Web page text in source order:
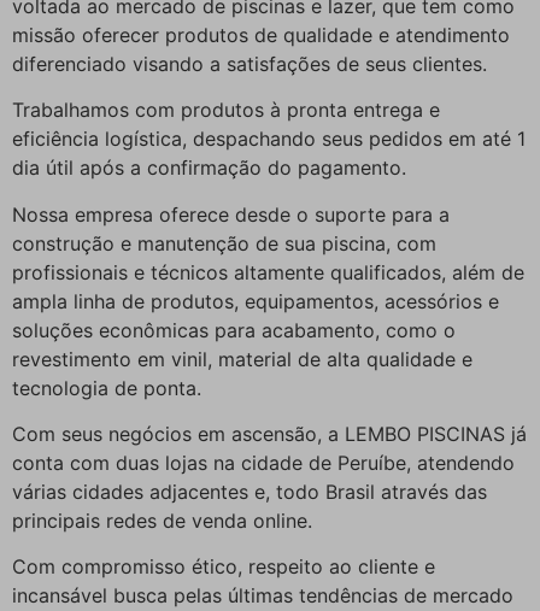
voltada ao mercado de piscinas e lazer, que tem como
missão oferecer produtos de qualidade e atendimento
diferenciado visando a satisfações de seus clientes.
Trabalhamos com produtos à pronta entrega e
eficiência logística, despachando seus pedidos em até 1
dia útil após a confirmação do pagamento.
Nossa empresa oferece desde o suporte para a
construção e manutenção de sua piscina, com
profissionais e técnicos altamente qualificados, além de
ampla linha de produtos, equipamentos, acessórios e
soluções econômicas para acabamento, como o
revestimento em vinil, material de alta qualidade e
tecnologia de ponta.
Com seus negócios em ascensão, a LEMBO PISCINAS já
conta com duas lojas na cidade de Peruíbe, atendendo
várias cidades adjacentes e, todo Brasil através das
principais redes de venda online.
Com compromisso ético, respeito ao cliente e
incansável busca pelas últimas tendências de mercado